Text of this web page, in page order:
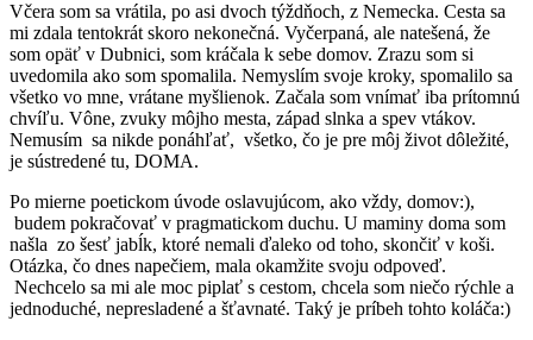
Včera som sa vrátila, po asi dvoch týždňoch, z Nemecka. Cesta sa
mi zdala tentokrát skoro nekonečná. Vyčerpaná, ale natešená, že
som opäť v Dubnici, som kráčala k sebe domov. Zrazu som si
uvedomila ako som spomalila. Nemyslím svoje kroky, spomalilo sa
všetko vo mne, vrátane myšlienok. Začala som vnímať iba prítomnú
chvíľu. Vône, zvuky môjho mesta, západ slnka a spev vtákov.
Nemusím sa nikde ponáhľať, všetko, čo je pre môj život dôležité,
je sústredené tu, DOMA.
Po mierne poetickom úvode oslavujúcom, ako vždy, domov:),
budem pokračovať v pragmatickom duchu. U maminy doma som
našla zo šesť jabĺk, ktoré nemali ďaleko od toho, skončiť v koši.
Otázka, čo dnes napečiem, mala okamžite svoju odpoveď.
Nechcelo sa mi ale moc piplať s cestom, chcela som niečo rýchle a
jednoduché, nepresladené a šťavnaté. Taký je príbeh tohto koláča:)